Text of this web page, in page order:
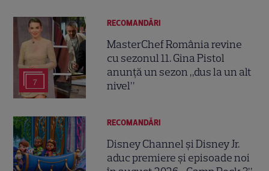
7
RECOMANDĂRI
MasterChef România revine
cu sezonul 11. Gina Pistol
anunță un sezon „dus la un alt
nivel”
RECOMANDĂRI
Disney Channel și Disney Jr.
aduc premiere și episoade noi